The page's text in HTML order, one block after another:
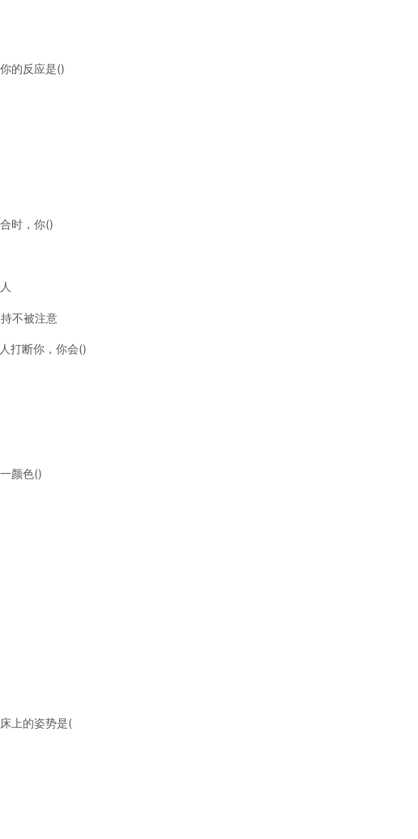
的反应是()
时，你()
不被注意
打断你，你会()
颜色()
上的姿势是(